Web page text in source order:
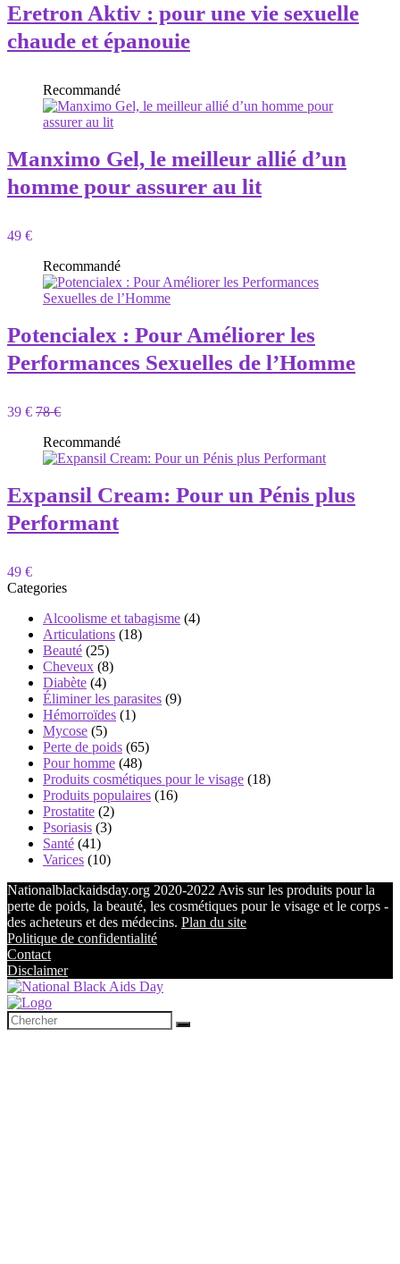
Eretron Aktiv : pour une vie sexuelle
chaude et épanouie
Recommandé
Manximo Gel, le meilleur allié d’un
homme pour assurer au lit
49 €
Recommandé
Potencialex : Pour Améliorer les
Performances Sexuelles de l’Homme
39 € 78 €
Recommandé
Expansil Cream: Pour un Pénis plus
Performant
49 €
Categories
Alcoolisme et tabagisme (4)
Articulations (18)
Beauté (25)
Cheveux (8)
Diabète (4)
Éliminer les parasites (9)
Hémorroïdes (1)
Mycose (5)
Perte de poids (65)
Pour homme (48)
Produits cosmétiques pour le visage (18)
Produits populaires (16)
Prostatite (2)
Psoriasis (3)
Santé (41)
Varices (10)
Nationalblackaidsday.org 2020-2022 Avis sur les produits pour la
perte de poids, la beauté, les cosmétiques pour le visage et le corps -
des acheteurs et des médecins. Plan du site
Politique de confidentialité
Contact
Disclaimer